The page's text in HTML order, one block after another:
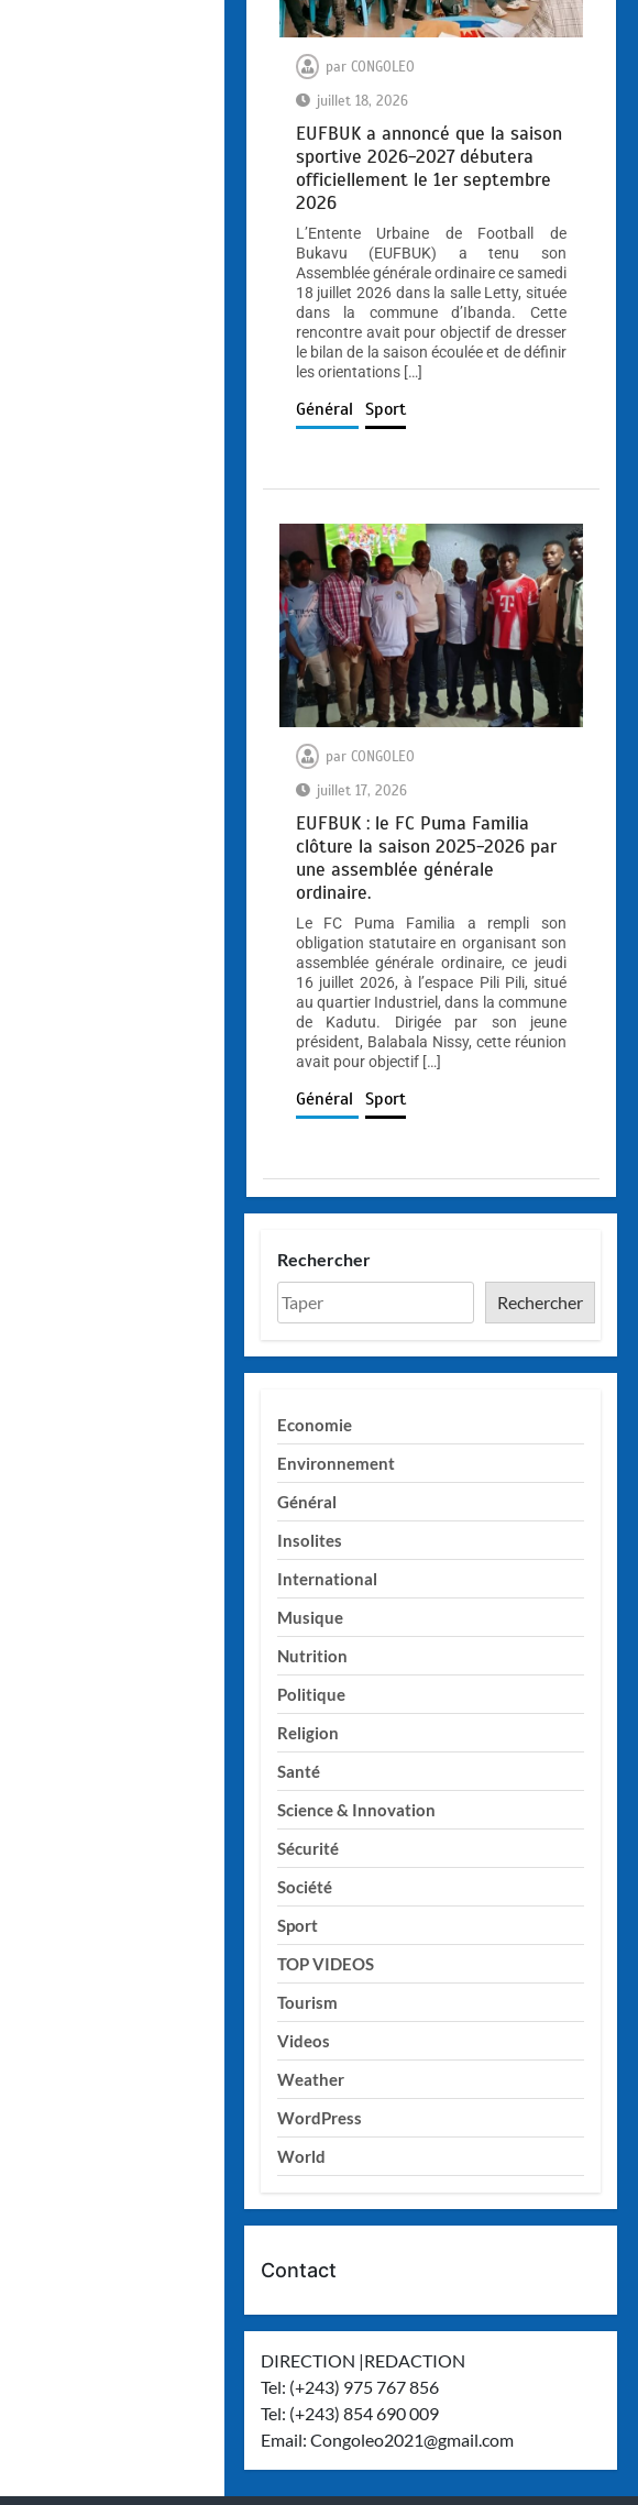
par CONGOLEO
juillet 18, 2026
EUFBUK a annoncé que la saison
sportive 2026-2027 débutera
officiellement le 1er septembre
2026
L’Entente Urbaine de Football de
Bukavu (EUFBUK) a tenu son
Assemblée générale ordinaire ce samedi
18 juillet 2026 dans la salle Letty, située
dans la commune d’Ibanda. Cette
rencontre avait pour objectif de dresser
le bilan de la saison écoulée et de définir
les orientations […]
Général Sport
par CONGOLEO
juillet 17, 2026
EUFBUK : le FC Puma Familia
clôture la saison 2025-2026 par
une assemblée générale
ordinaire.
Le FC Puma Familia a rempli son
obligation statutaire en organisant son
assemblée générale ordinaire, ce jeudi
16 juillet 2026, à l’espace Pili Pili, situé
au quartier Industriel, dans la commune
de Kadutu. Dirigée par son jeune
président, Balabala Nissy, cette réunion
avait pour objectif […]
Général Sport
Rechercher
Rechercher
Economie
Environnement
Général
Insolites
International
Musique
Nutrition
Politique
Religion
Santé
Science & Innovation
Sécurité
Société
Sport
TOP VIDEOS
Tourism
Videos
Weather
WordPress
World
Contact
DIRECTION |REDACTION
Tel: (+243) 975 767 856
Tel: (+243) 854 690 009
Email:Congoleo2021@gmail.com